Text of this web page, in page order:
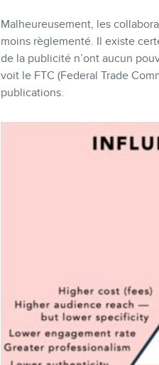
Malheureusement, les
moins règlementé. Il existe
de la publicité n’ont aucun
voit le FTC (Federal Trade
publications.